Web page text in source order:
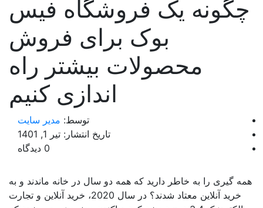
یک فروشگاه فیس
بوک برای فروش
محصولات بیشتر راه
اندازی کنیم
توسط:مدیر سایت
تاریخ انتشار: تیر 1, 1401
گیری را به خاطر دارید که همه دو سال در خانه ماندند و به
خرید آنلاین معتاد شدند؟ در سال 2020، خرید آنلاین و تجارت